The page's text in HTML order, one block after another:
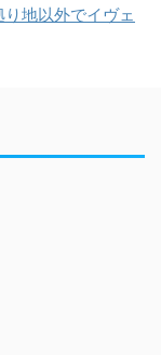
り地以外でイヴェ